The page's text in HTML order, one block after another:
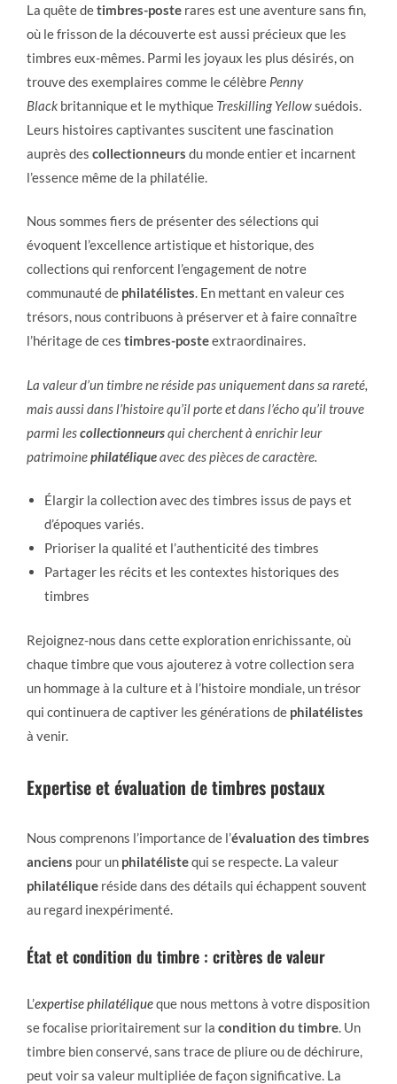
La quête detimbres-poste rares est une aventure sans fin,
où le frisson de la découverte est aussi précieux que les
timbres eux-mêmes. Parmi les joyaux les plus désirés, on
trouve des exemplaires comme le célèbre Penny
Black britannique et le mythique Treskilling Yellowsuédois.
Leurs histoires captivantes suscitent une fascination
auprès des collectionneurs du monde entier et incarnent
l’essence même de la philatélie.
Nous sommes fiers de présenter des sélections qui
évoquent l’excellence artistique et historique, des
collections qui renforcent l’engagement de notre
communauté de philatélistes. En mettant en valeur ces
trésors, nous contribuons à préserver et à faire connaître
l’héritage de ces timbres-posteextraordinaires.
La valeur d’un timbre ne réside pas uniquement dans sa rareté,
mais aussi dans l’histoire qu’il porte et dans l’écho qu’il trouve
parmi lescollectionneursqui cherchent à enrichir leur
patrimoinephilatéliqueavec des pièces de caractère.
Élargir la collection avec des timbres issus de pays et
d’époques variés.
Prioriser la qualité et l’authenticité des timbres
Partager les récits et les contextes historiques des
timbres
Rejoignez-nous dans cette exploration enrichissante, où
chaque timbre que vous ajouterez à votre collection sera
un hommage à la culture et à l’histoire mondiale, un trésor
qui continuera de captiver les générations de philatélistes
à venir.
Expertise et évaluation de timbres postaux
Nous comprenons l’importance de l’évaluation des timbres
anciens pour un philatélistequi se respecte. La valeur
philatélique réside dans des détails qui échappent souvent
au regard inexpérimenté.
État et condition du timbre : critères de valeur
L’expertise philatéliqueque nous mettons à votre disposition
se focalise prioritairement sur la condition du timbre . Un
timbre bien conservé, sans trace de pliure ou de déchirure,
peut voir sa valeur multipliée de façon significative. La